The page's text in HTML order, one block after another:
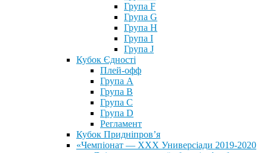
Група F
Група G
Група H
Група I
Група J
Кубок Єдності
Плей-офф
Група А
Група В
Група С
Група D
Регламент
Кубок Придніпров’я
«Чемпіонат — ХХХ Универсіади 2019-2020